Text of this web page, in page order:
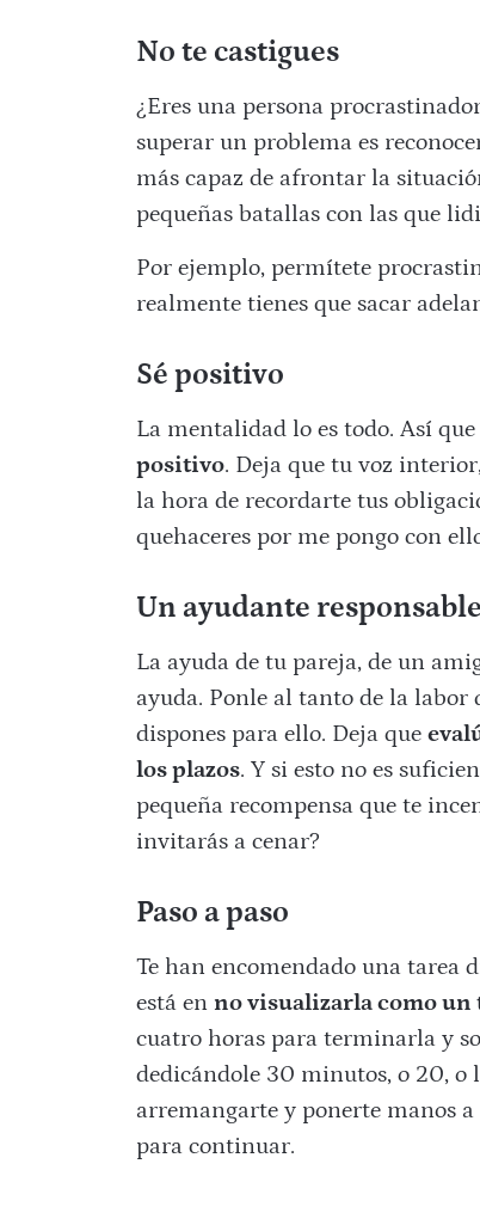
No te castigues
¿Eres una persona
superar un problema es
más capaz de afrontar la
pequeñas batallas con las que
Por ejemplo, permítete
realmente tienes que sacar
Sé positivo
La mentalidad lo es todo. Así
positivo. Deja que tu voz
la hora de recordarte tus
quehaceres por me pongo con
Un ayudante responsable
La ayuda de tu pareja, de un
ayuda. Ponle al tanto de la labor
dispones para ello. Deja que
los plazos. Y si esto no es
pequeña recompensa que te
invitarás a cenar?
Paso a paso
Te han encomendado una
está en no visualizarla como un
cuatro horas para terminarla y
dedicándole 30 minutos, o 20, o
arremangarte y ponerte manos
para continuar.